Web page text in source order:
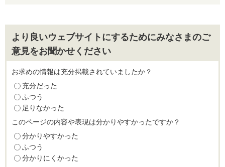
より良いウェブサイトにするためにみなさまのご
意見をお聞かせください
お求めの情報は充分掲載されていましたか？
充分だった
ふつう
足りなかった
このページの内容や表現は分かりやすかったですか？
分かりやすかった
ふつう
分かりにくかった